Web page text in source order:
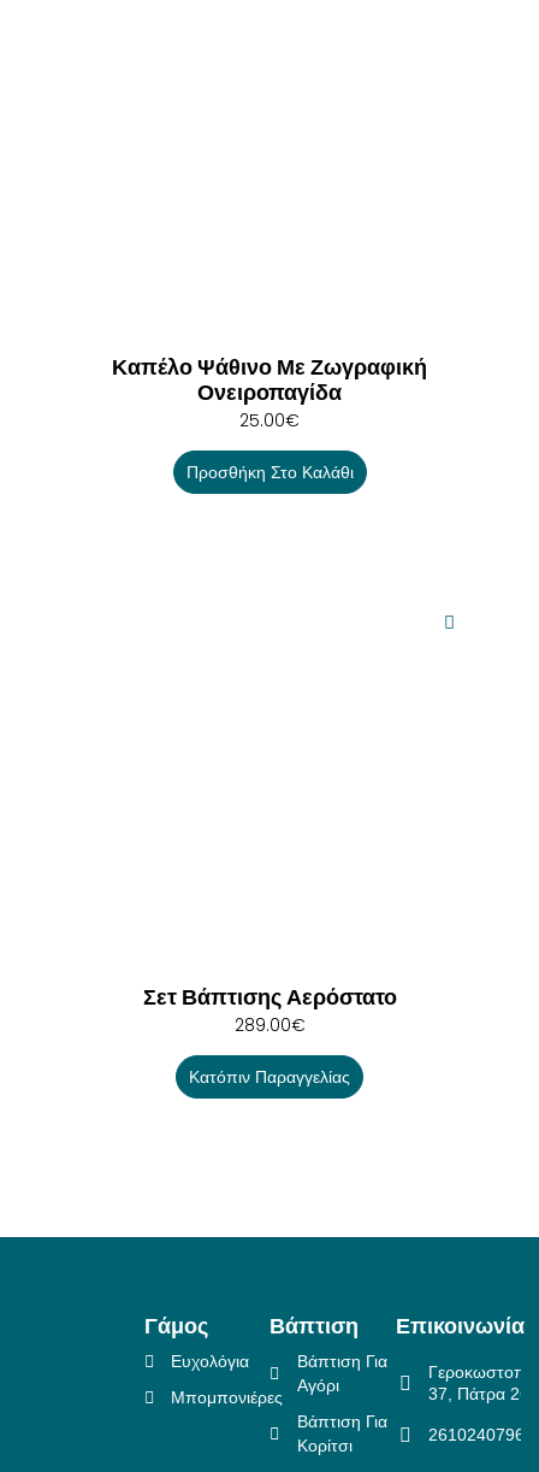
Καπέλο Ψάθινο Με Ζωγραφική
Ονειροπαγίδα
25.00€
Προσθήκη Στο Καλάθι
Σετ Βάπτισης Αερόστατο
289.00€
Κατόπιν Παραγγελίας
Γάμος
Ευχολόγια
Μπομπονιέρες
Βάπτιση
Βάπτιση Για
Αγόρι
Βάπτιση Για
Κορίτσι
Επικοινωνία
37, Πάτρα
2610240796